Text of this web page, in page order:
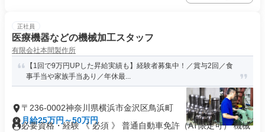
正社員
医療機器などの機械加工スタッフ
有限会社本間製作所
【1回で9万円UPした昇給実績も】経験者募集中！／賞与2回／食
事手当や家族手当あり／年休最...
〒236-0002神奈川県横浜市金沢区鳥浜町
月給25万円～50万円
必要資格・経験 《 必須 》 普通自動車免許（AT限定可） 機械